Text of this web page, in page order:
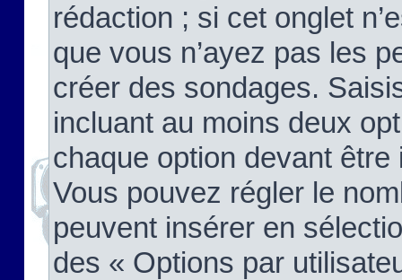
rédaction ; si cet onglet
que vous n’ayez pas les
créer des sondages.
incluant au moins deux
chaque option devant
Vous pouvez régler le
peuvent insérer en
des « Options par